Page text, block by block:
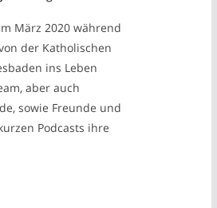
März 2020 während
der Katholischen
ins Leben
aber auch
sowie Freunde und
Podcasts ihre